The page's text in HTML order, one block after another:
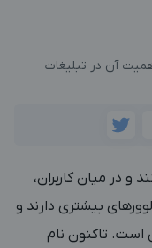
آن در تبلیغات
و در میان کاربران،
بیشتری دارند و
است. تاکنون نام